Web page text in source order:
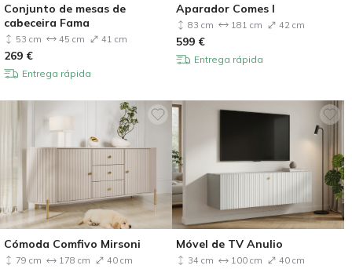
Conjunto de mesas de
cabeceira Fama
53 cm 45 cm 41 cm
269 €
Entrega rápida
Aparador Comes I
83 cm 181 cm 42 cm
599 €
Entrega rápida
Cómoda Comfivo Mirsoni
79 cm 178 cm 40 cm
Móvel de TV Anulio
34 cm 100 cm 40 cm